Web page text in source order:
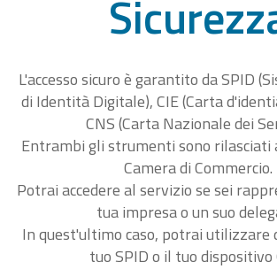
L'accesso sicuro è garantito da SPID
di Identità Digitale), CIE (Carta
CNS (Carta Nazionale dei
Entrambi gli strumenti sono rilasciati
Camera di Commercio.
Potrai accedere al servizio se sei
tua impresa o un suo
In quest'ultimo caso, potrai
tuo SPID o il tuo dispositivo